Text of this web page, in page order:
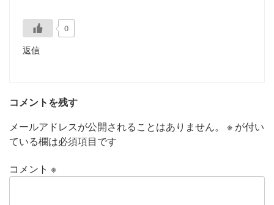
0
返信
コメントを残す
メールアドレスが公開されることはありません。
※ が付い
ている欄は必須項目です
コメント ※